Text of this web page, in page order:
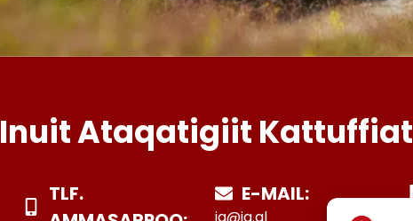
Inuit Ataqatigiit Kattuffiat
TLF.
E-MAIL: